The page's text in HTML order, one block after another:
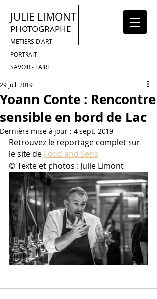
JULIE LIMONT
PHOTOGRAPHE
METIERS D'ART
PORTRAIT
SAVOIR - FAIRE
Yoann Conte : Rencontre
sensible en bord de Lac
29 juil. 2019
Dernière mise à jour : 4 sept. 2019
Retrouvez le reportage complet sur
le site de Food and Sens
© Texte et photos : Julie Limont